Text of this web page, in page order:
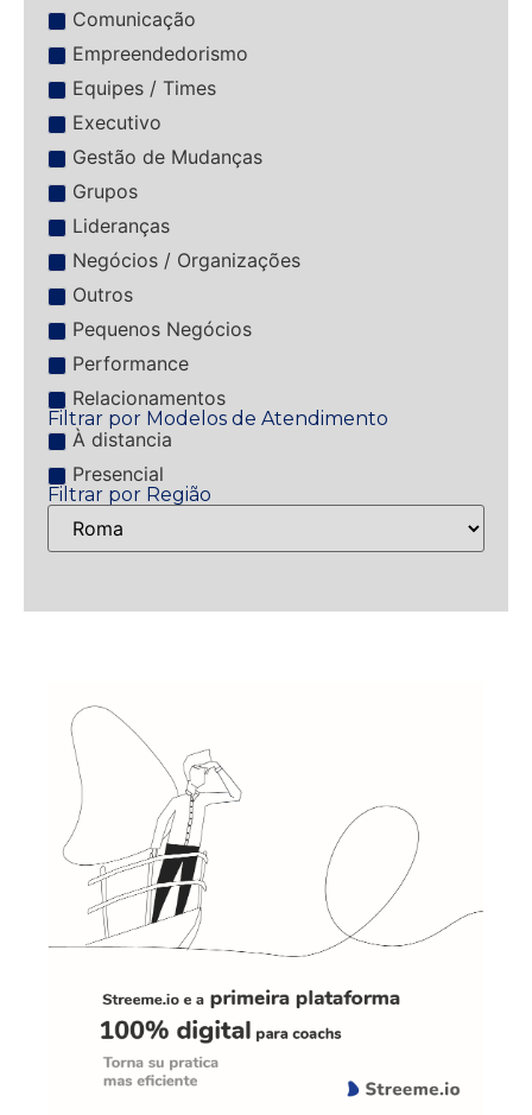
Comunicação
Empreendedorismo
Equipes / Times
Executivo
Gestão de Mudanças
Grupos
Lideranças
Negócios / Organizações
Outros
Pequenos Negócios
Performance
Relacionamentos
Filtrar por Modelos de Atendimento
À distancia
Presencial
Filtrar por Região